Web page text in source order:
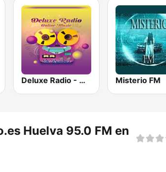
Deluxe Radio - De Rumbas Misterio FM
Huelva 95.0 FM en